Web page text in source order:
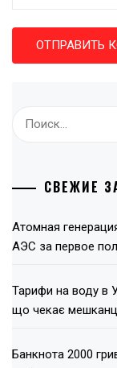
СВЕЖИЕ
Атомная
АЭС за первое
Тарифи на воду в
що чекає
Банкнота 2000